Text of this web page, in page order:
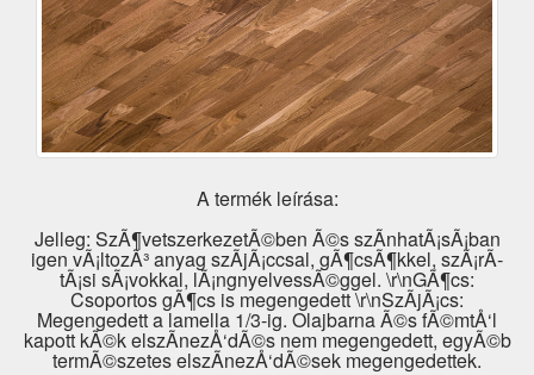
A termék leírása:
Jelleg: SzÃ¶vetszerkezetÃ©ben Ã©s szÃ­nhatÃ¡sÃ¡ban
igen vÃ¡ltozÃ³ anyag szÃ­jÃ¡ccsal, gÃ¶csÃ¶kkel, szÃ¡rÃ­
tÃ¡si sÃ¡vokkal, lÃ¡ngnyelvessÃ©ggel. \r\nGÃ¶cs:
Csoportos gÃ¶cs is megengedett \r\nSzÃ­jÃ¡cs:
Megengedett a lamella 1/3-ig. Olajbarna Ã©s fÃ©mtÅ‘l
kapott kÃ©k elszÃ­nezÅ‘dÃ©s nem megengedett, egyÃ©b
termÃ©szetes elszÃ­nezÅ‘dÃ©sek megengedettek.